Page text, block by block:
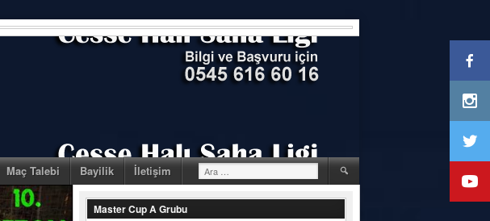
Maç Talebi Bayilik İletişim Arama:
Master Cup A Grubu